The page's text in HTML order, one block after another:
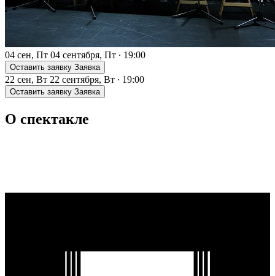
04 сен, Пт 04 сентября, Пт ∙ 19:00
Оставить заявку Заявка
22 сен, Вт 22 сентября, Вт ∙ 19:00
Оставить заявку Заявка
О спектакле